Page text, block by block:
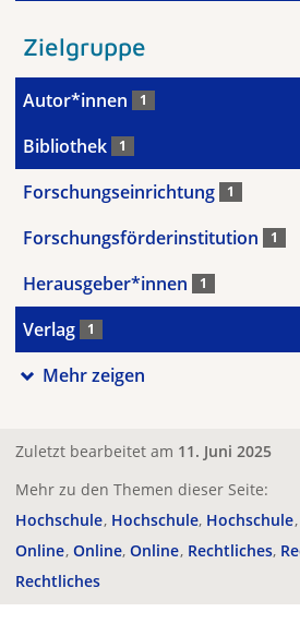
Zielgruppe
Autor*innen 1
Bibliothek 1
Forschungseinrichtung 1
Forschungsförderinstitution 1
Herausgeber*innen 1
Verlag 1
Mehr zeigen
Zuletzt bearbeitet am 11. Juni 2025
Mehr zu den Themen dieser Seite:
Hochschule Hochschule Hochschule
Online Online Online Rechtliches
Rechtliches